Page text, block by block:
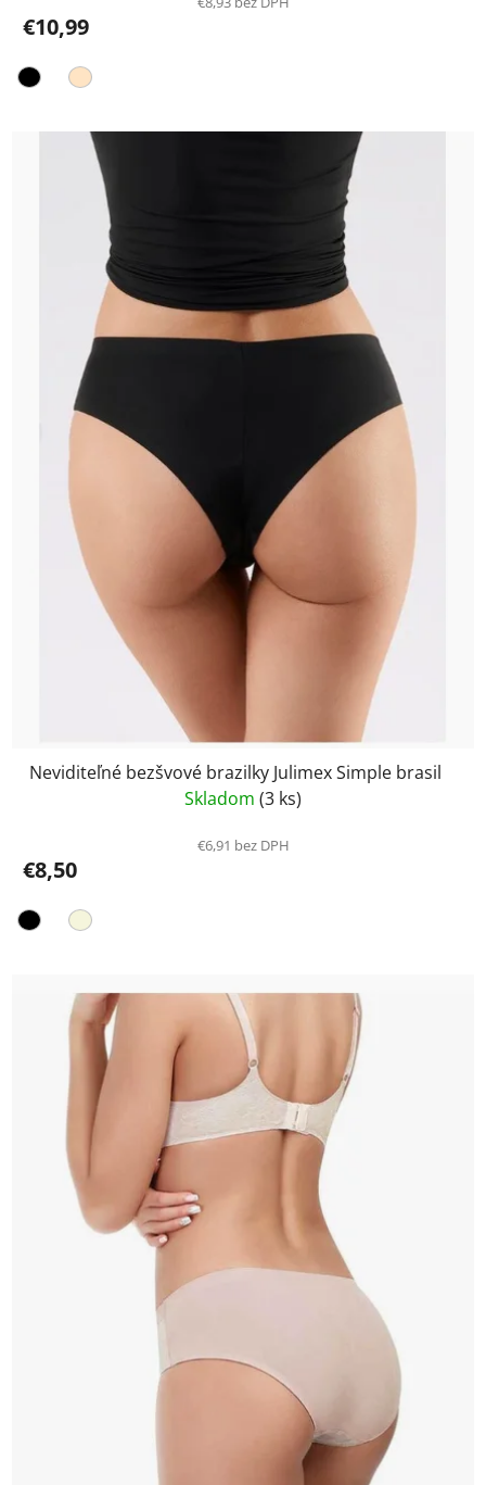
€10,99
Neviditeľné bezšvové brazilky Julimex Simple brasil
Skladom (3 ks)
€6,91 bez DPH
€8,50